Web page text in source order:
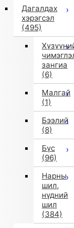
Дагалдах
хэрэгсэл
(495)
зангиа
(6)
Малгай
(1)
Бээлий
(8)
Бүс
(96)
Нарны
шил,
нүдний
шил
(384)